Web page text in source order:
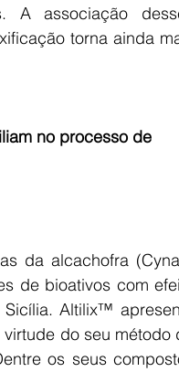
A associação
torna ainda
no processo de
da alcachofra
de bioativos com
Altilix™
do seu método
os seus